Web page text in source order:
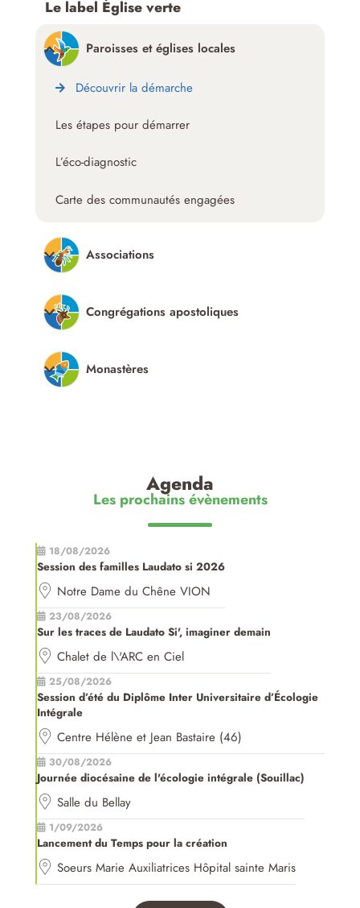
Le label Église verte
Paroisses et églises locales
Découvrir la démarche
Les étapes pour démarrer
L’éco-diagnostic
Carte des communautés engagées
Associations
Congrégations apostoliques
Monastères
Agenda
Les prochains évènements
18/08/2026
Session des familles Laudato si 2026
Notre Dame du Chêne VION
23/08/2026
Sur les traces de Laudato Si', imaginer demain
Chalet de l\'ARC en Ciel
25/08/2026
Session d’été du Diplôme Inter Universitaire d’Écologie
Intégrale
Centre Hélène et Jean Bastaire (46)
30/08/2026
Journée diocésaine de l'écologie intégrale (Souillac)
Salle du Bellay
1/09/2026
Lancement du Temps pour la création
Soeurs Marie Auxiliatrices Hôpital sainte Maris